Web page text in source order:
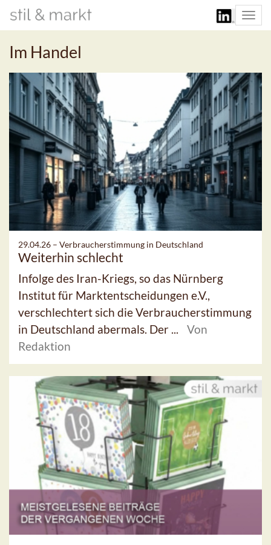
Im Handel
29.04.26 – Verbraucherstimmung in Deutschland
Weiterhin schlecht
Infolge des Iran-Kriegs, so das Nürnberg
Institut für Marktentscheidungen e.V.,
verschlechtert sich die Verbraucherstimmung
in Deutschland abermals. Der ...
Von
Redaktion